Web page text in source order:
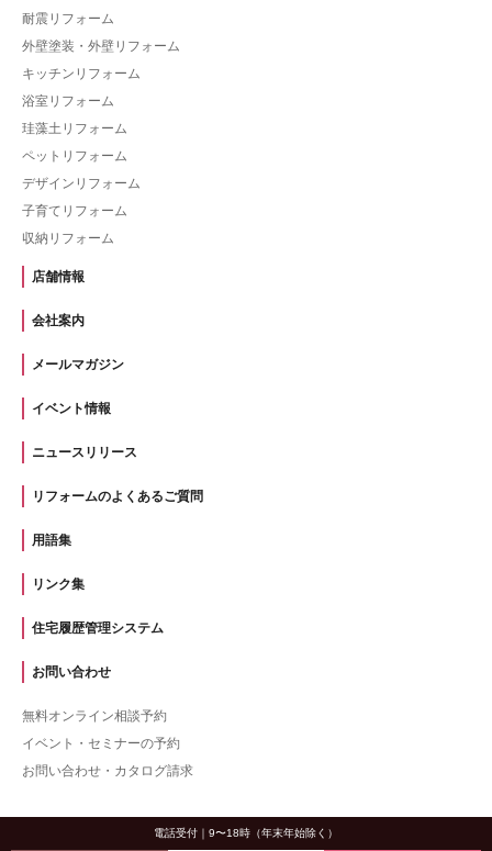
耐震リフォーム
外壁塗装・外壁リフォーム
キッチンリフォーム
浴室リフォーム
珪藻土リフォーム
ペットリフォーム
デザインリフォーム
子育てリフォーム
収納リフォーム
店舗情報
会社案内
メールマガジン
イベント情報
ニュースリリース
リフォームのよくあるご質問
用語集
リンク集
住宅履歴管理システム
お問い合わせ
無料オンライン相談予約
イベント・セミナーの予約
お問い合わせ・カタログ請求
電話受付｜9〜18時（年末年始除く）